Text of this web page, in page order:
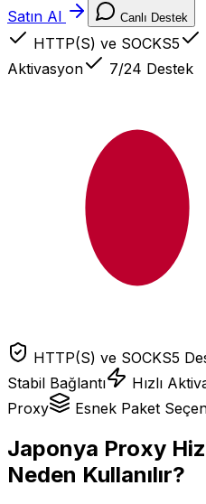
Satın Al Canlı Destek
HTTP(S) ve SOCKS5
Aktivasyon
7/24 Destek
HTTP(S) ve SOCKS5
Stabil Bağlantı
Hızlı
Proxy
Esnek Paket
Japonya Proxy
Neden Kullanılır?